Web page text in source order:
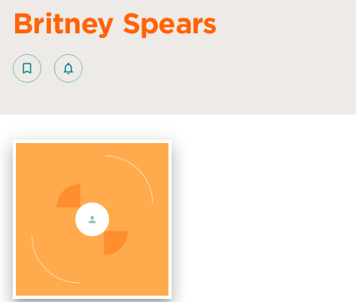
Britney Spears
bookmark_border notifications_none_outlined